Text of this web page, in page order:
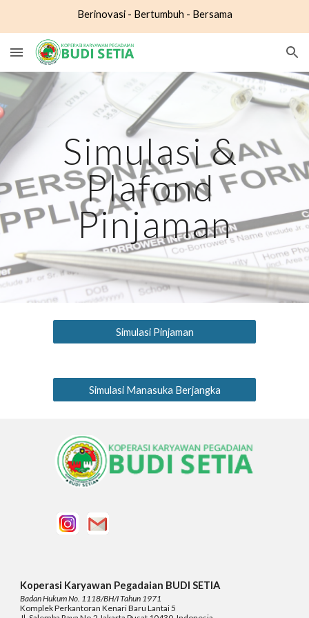
Berinovasi - Bertumbuh - Bersama
Simulasi &
Plafond
Pinjaman
Simulasi Pinjaman
Simulasi Manasuka Berjangka
Koperasi Karyawan Pegadaian BUDI SETIA
Badan Hukum No. 1118/BH/I Tahun 1971
KomplekPerkantoran Kenari Baru Lantai 5